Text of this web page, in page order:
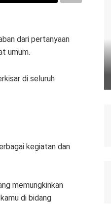
dari pertanyaan
umum.
di seluruh
kegiatan dan
memungkinkan
di bidang